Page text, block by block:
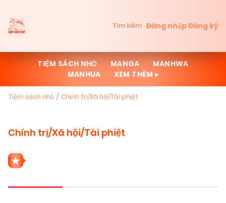
Tìm kiếm Đăng nhậpĐăng ký
TIỆM SÁCH NHỎ MANGA
MANHWA
MANHUA
XEM THÊM ▸
Tiệm sách nhỏ Chính trị/Xã hội/Tài phiệt
Chính trị/Xã hội/Tài phiệt